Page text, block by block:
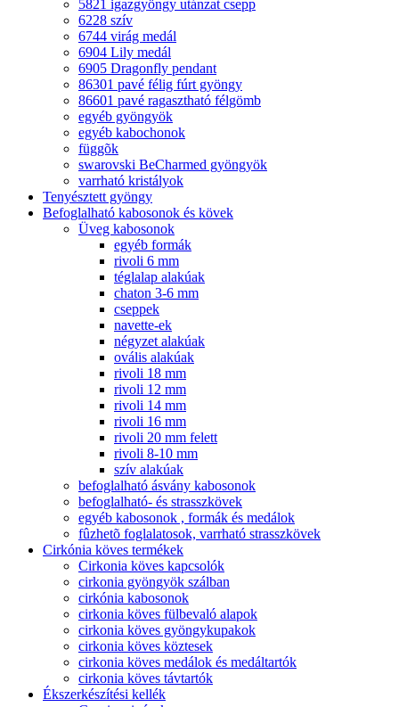
5821 igazgyöngy utánzat csepp
6228 szív
6744 virág medál
6904 Lily medál
6905 Dragonfly pendant
86301 pavé félig fúrt gyöngy
86601 pavé ragasztható félgömb
egyéb gyöngyök
egyéb kabochonok
függõk
swarovski BeCharmed gyöngyök
varrható kristályok
Tenyésztett gyöngy
Befoglalható kabosonok és kövek
Üveg kabosonok
egyéb formák
rivoli 6 mm
téglalap alakúak
chaton 3-6 mm
cseppek
navette-ek
négyzet alakúak
ovális alakúak
rivoli 18 mm
rivoli 12 mm
rivoli 14 mm
rivoli 16 mm
rivoli 20 mm felett
rivoli 8-10 mm
szív alakúak
befoglalható ásvány kabosonok
befoglalható- és strasszkövek
egyéb kabosonok , formák és medálok
fûzhetõ foglalatosok, varrható strasszkövek
Cirkónia köves termékek
Cirkonia köves kapcsolók
cirkonia gyöngyök szálban
cirkónia kabosonok
cirkonia köves fülbevaló alapok
cirkonia köves gyöngykupakok
cirkonia köves köztesek
cirkonia köves medálok és medáltartók
cirkonia köves távtartók
Ékszerkészítési kellék